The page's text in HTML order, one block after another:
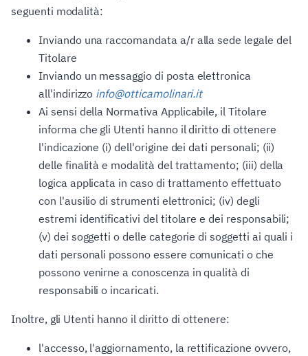
seguenti modalità:
Inviando una raccomandata a/r alla sede legale del
Titolare
Inviando un messaggio di posta elettronica
all'indirizzo info@otticamolinari.it
Ai sensi della Normativa Applicabile, il Titolare
informa che gli Utenti hanno il diritto di ottenere
l'indicazione (i) dell'origine dei dati personali; (ii)
delle finalità e modalità del trattamento; (iii) della
logica applicata in caso di trattamento effettuato
con l'ausilio di strumenti elettronici; (iv) degli
estremi identificativi del titolare e dei responsabili;
(v) dei soggetti o delle categorie di soggetti ai quali i
dati personali possono essere comunicati o che
possono venirne a conoscenza in qualità di
responsabili o incaricati.
Inoltre, gli Utenti hanno il diritto di ottenere:
l'accesso, l'aggiornamento, la rettificazione ovvero,